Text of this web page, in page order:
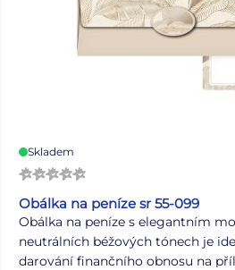
Skladem
Obálka na peníze sr 55-099
Obálka na peníze s elegantním
neutrálních béžových tónech je
darování finančního obnosu na